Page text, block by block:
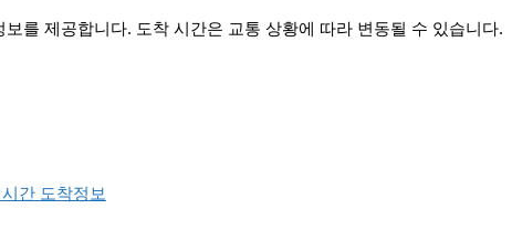
를 제공합니다. 도착 시간은 교통 상황에 따라 변동될 수 있습니다.
간 도착정보